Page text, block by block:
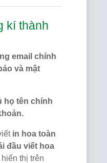
kí thành
email chính
và mật
họ tên chính
in hoa toàn
đầu viết hoa
thị trên